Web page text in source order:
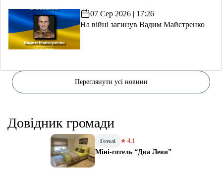
волонтерство
07 Сер 2026 | 17:26
На війні загинув Вадим Майстренко
Переглянути усі новини
Довідник громади
Готелі ★ 4.1
Міні-готель “Два Леви”